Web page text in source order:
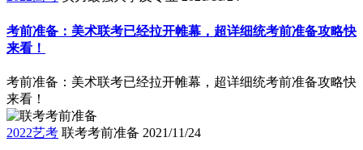
考前准备：美术联考已经拉开帷幕，超详细统考前准备攻略快
来看！
考前准备：美术联考已经拉开帷幕，超详细统考前准备攻略快
来看！
2022艺考 联考考前准备 2021/11/24